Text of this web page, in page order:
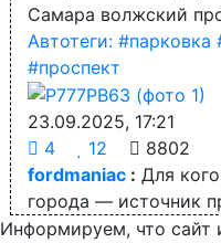
Самара волжский
Автотеги: #парковка
#проспект
23.09.2025, 17:21
4
12
8802
fordmaniac : Для
города — источник
Информируем, что сайт